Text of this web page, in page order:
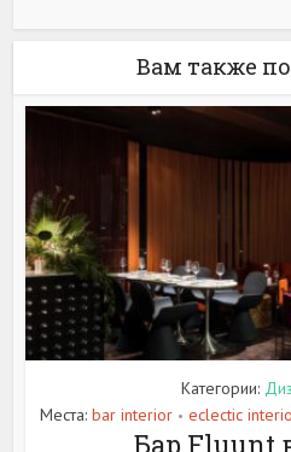
Вам также
Категории:
Места: bar interior • eclectic
Бар Fluunt